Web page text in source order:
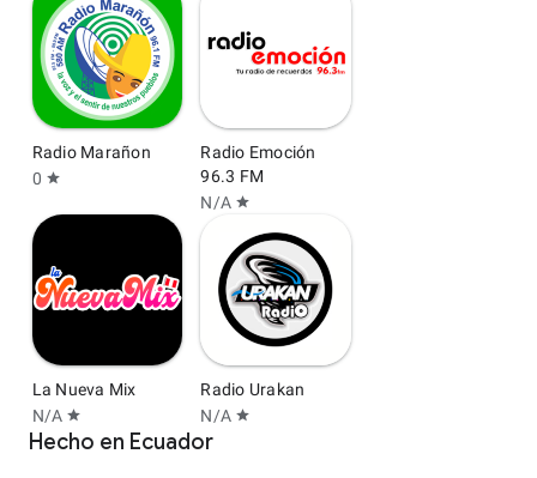
Radio Marañon
0 star
Radio Emoción
96.3 FM
N/A star
La Nueva Mix
N/A star
Radio Urakan
N/A star
Hecho en Ecuador